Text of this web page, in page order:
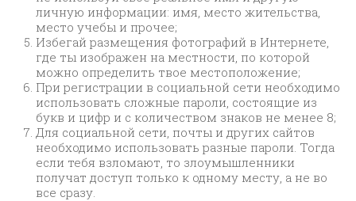
личную информации: имя, место жительства,
место учебы и прочее;
Избегай размещения фотографий в Интернете,
где ты изображен на местности, по которой
можно определить твое местоположение;
При регистрации в социальной сети необходимо
использовать сложные пароли, состоящие из
букв и цифр и с количеством знаков не менее 8;
Для социальной сети, почты и других сайтов
необходимо использовать разные пароли. Тогда
если тебя взломают, то злоумышленники
получат доступ только к одному месту, а не во
все сразу.